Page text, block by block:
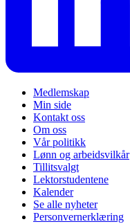
Medlemskap
Min side
Kontakt oss
Om oss
Vår politikk
Lønn og arbeidsvilkår
Tillitsvalgt
Lektorstudentene
Kalender
Se alle nyheter
Personvernerklæring